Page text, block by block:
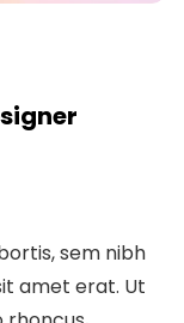
sem nibh
amet erat. Ut